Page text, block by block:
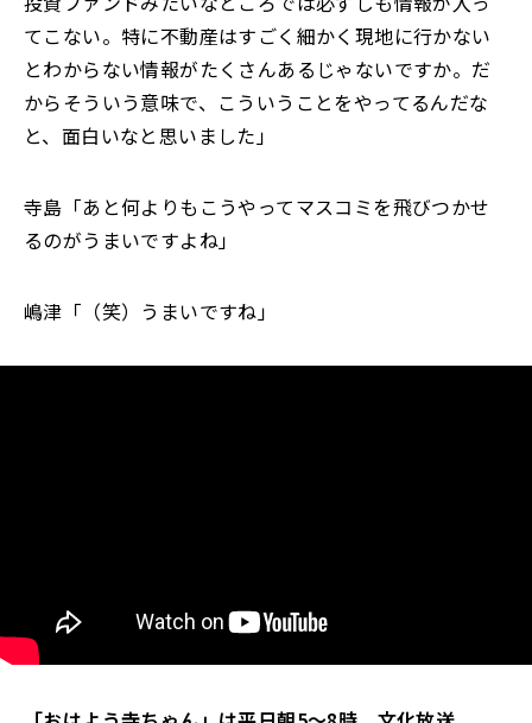
てこない。特に不動産はすごく細かく現地に行かない
とわからない情報がたくさんあるじゃないですか。だ
からそういう意味で、こういうことをやってるんだな
と、面白いなと思いました」
寺島「あと何よりもこうやってマスコミを飛びつかせ
るのがうまいですよね」
嶋津「（笑）うまいですね」